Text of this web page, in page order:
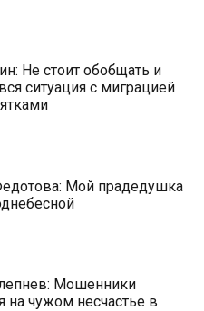
Не стоит обобщать и
ситуация с миграцией
Мой прадедушка
Мошенники
на чужом несчастье в